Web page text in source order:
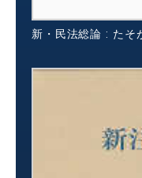
新・民法総論 : たそ